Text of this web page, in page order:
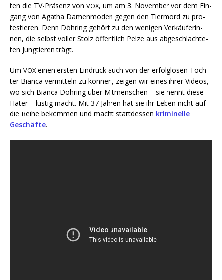
ten die TV-Prä­senz von VOX, um am 3. Novem­ber vor dem Ein­
gang von Aga­tha Damen­mo­den gegen den Tier­mord zu pro­
tes­tie­ren. Denn Döh­ring gehört zu den weni­gen Ver­käu­fe­rin­
nen, die selbst vol­ler Stolz öffent­lich Pel­ze aus abge­schlach­te­
ten Jung­tie­ren trägt.
Um VOX einen ers­ten Ein­druck auch von der erfolg­lo­sen Toch­
ter Bian­ca ver­mit­teln zu kön­nen, zei­gen wir eines ihrer Vide­os,
wo sich Bian­ca Döh­ring über Mit­men­schen – sie nennt die­se
Hater – lus­tig macht. Mit 37 Jah­ren hat sie ihr Leben nicht auf
die Rei­he bekom­men und macht statt­des­sen kri­mi­nel­le
Geschäf­te.